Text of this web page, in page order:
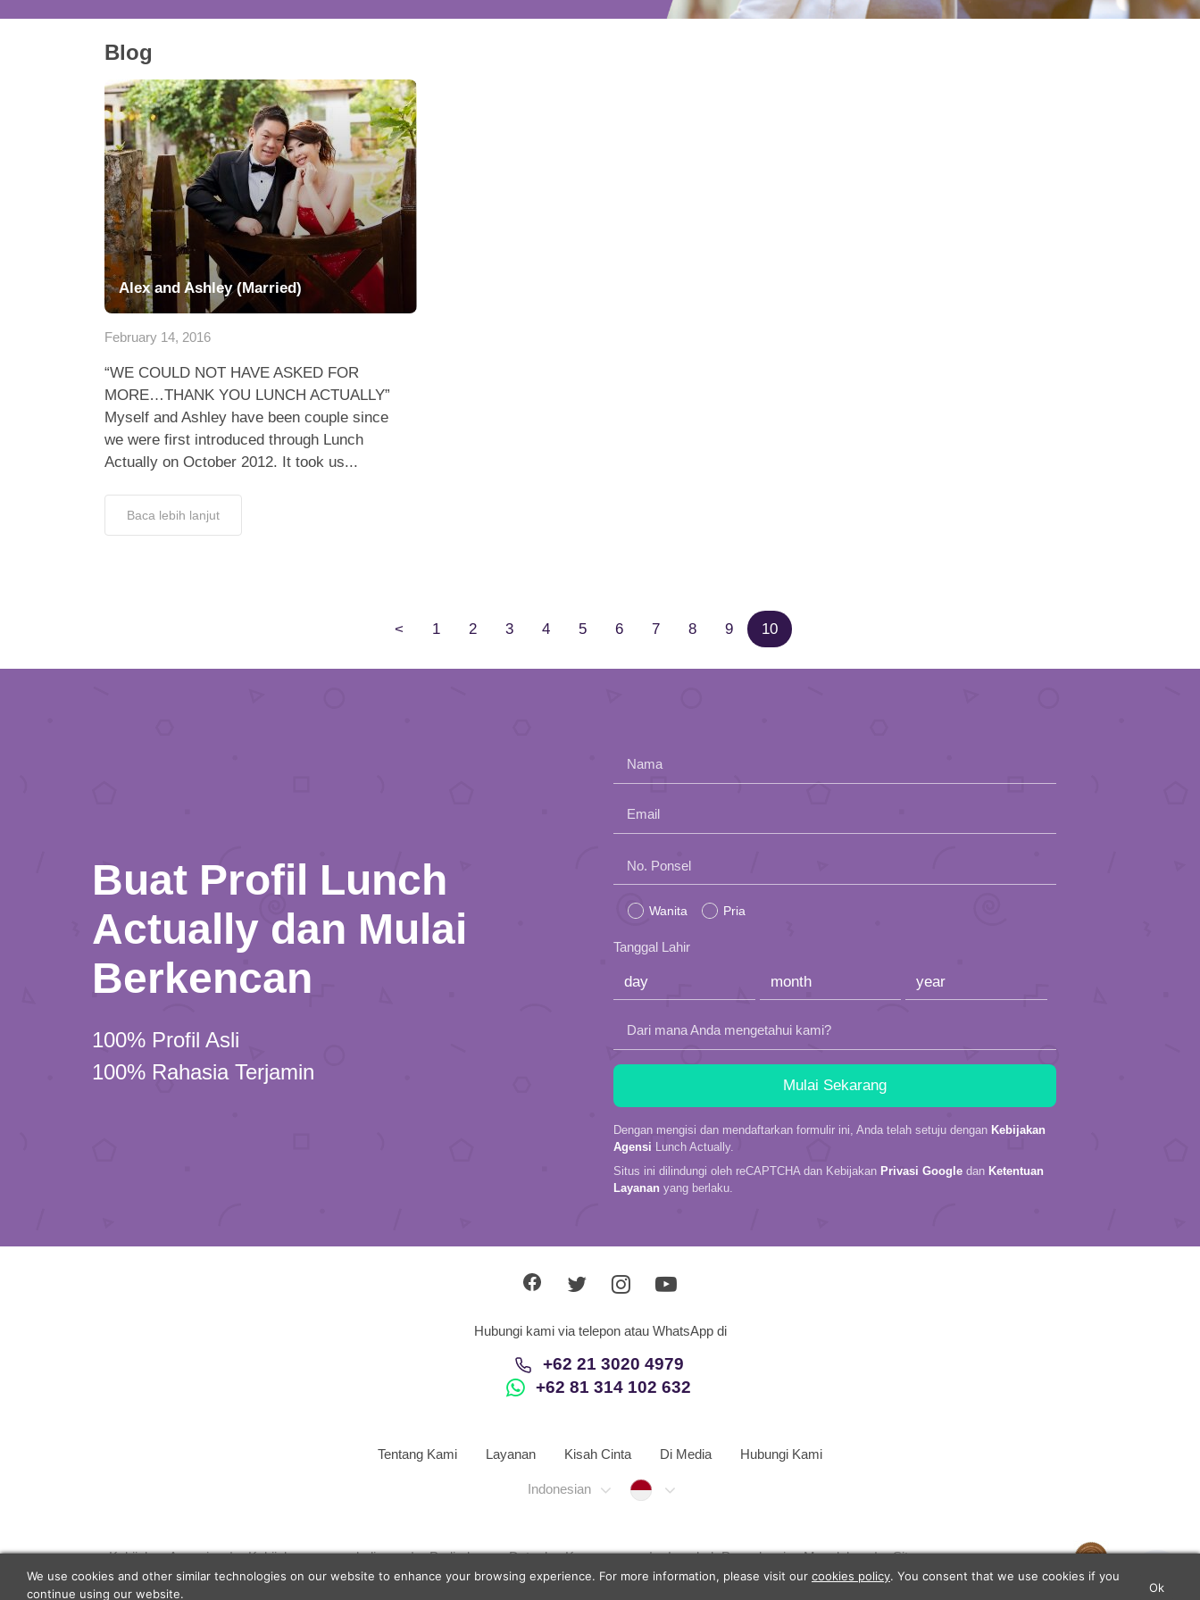
Blog
Alex and Ashley (Married)
February 14, 2016
“WE COULD NOT HAVE ASKED FOR
MORE…THANK YOU LUNCH ACTUALLY”
Myself and Ashley have been couple since
we were first introduced through Lunch
Actually on October 2012. It took us...
Baca lebih lanjut
< 1 2 3 4 5 6 7 8 9 10
Buat Profil Lunch
Actually dan Mulai
Berkencan
100% Profil Asli
100% Rahasia Terjamin
Nama
Email
Please
field
empty.
No. Ponsel
Wanita Pria
Tanggal Lahir
Dari mana Anda mengetahui kami?
Dengan mengisi dan mendaftarkan formulir ini, Anda telah setuju dengan Kebijakan
Agensi Lunch Actually.
Situs ini dilindungi oleh reCAPTCHA dan Kebijakan Privasi Google dan Ketentuan
Layanan yang berlaku.
Hubungi kami via telepon atau WhatsApp di
+62 21 3020 4979
+62 81 314 102 632
Tentang Kami Layanan Kisah Cinta Di Media Hubungi Kami
Indonesian Indonesia
Kebijakan Agensi Kebijakan pengembalian Perlindungan Data dan Keamanan Langkah Penyelesaian Masalah
Sitemap
© 2026 Lunch Actually Group | All Rights Reserved
We use cookies and other similar technologies on our website to enhance your browsing experience. For more information, please visit our cookies policy. You consent that we use cookies if you
continue using our website.
Ok